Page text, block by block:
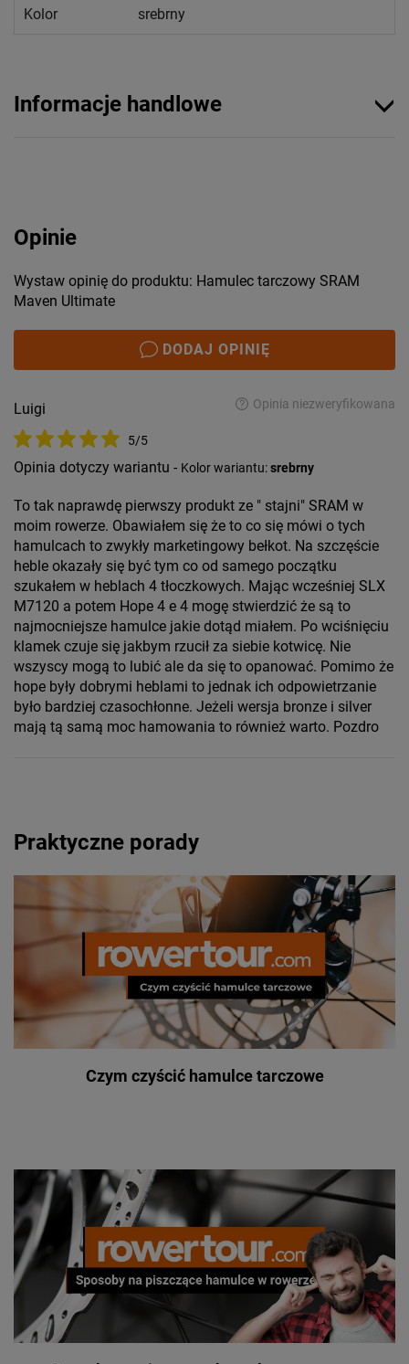
Kolor srebrny
Informacje handlowe
Opinie
Wystaw opinię do produktu: Hamulec tarczowy SRAM
Maven Ultimate
DODAJ OPINIĘ
Luigi
5/5
Opinia niezweryfikowana
Opinia dotyczy wariantu - Kolor wariantu:srebrny
To tak naprawdę pierwszy produkt ze " stajni" SRAM w
moim rowerze. Obawiałem się że to co się mówi o tych
hamulcach to zwykły marketingowy bełkot. Na szczęście
heble okazały się być tym co od samego początku
szukałem w heblach 4 tłoczkowych. Mając wcześniej SLX
M7120 a potem Hope 4 e 4 mogę stwierdzić że są to
najmocniejsze hamulce jakie dotąd miałem. Po wciśnięciu
klamek czuje się jakbym rzucił za siebie kotwicę. Nie
wszyscy mogą to lubić ale da się to opanować. Pomimo że
hope były dobrymi heblami to jednak ich odpowietrzanie
było bardziej czasochłonne. Jeżeli wersja bronze i silver
mają tą samą moc hamowania to również warto. Pozdro
Praktyczne porady
Czym czyścić hamulce tarczowe